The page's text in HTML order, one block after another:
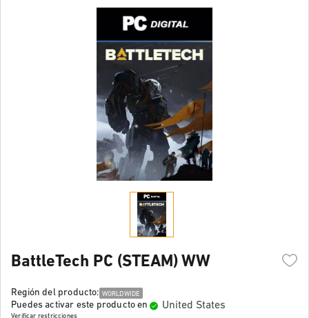
BattleTech PC (STEAM) WW
Región del producto: WORLDWIDE
Puedes activar este producto en United States
Verificar restricciones